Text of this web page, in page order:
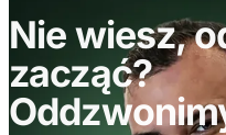
Nie wiesz,
zacząć?